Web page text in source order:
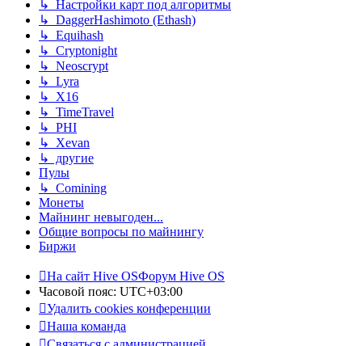
↳ Настройки карт под алгоритмы
↳ DaggerHashimoto (Ethash)
↳ Equihash
↳ Cryptonight
↳ Neoscrypt
↳ Lyra
↳ X16
↳ TimeTravel
↳ PHI
↳ Xevan
↳ другие
Пулы
↳ Comining
Монеты
Майнинг невыгоден...
Общие вопросы по майнингу
Биржи
На сайт Hive OSФорум Hive OS
Часовой пояс: UTC+03:00
Удалить cookies конференции
Наша команда